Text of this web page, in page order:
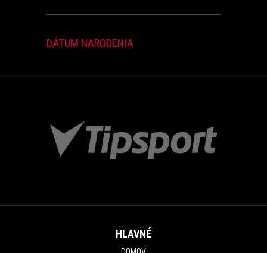
DÁTUM NARODENIA
HLAVNÉ